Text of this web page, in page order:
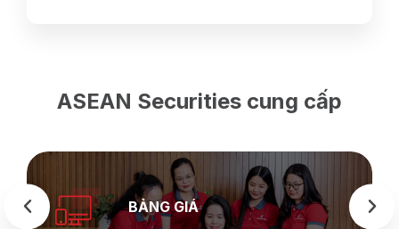
ASEAN Securities cung cấp
BẢNG GIÁ